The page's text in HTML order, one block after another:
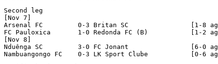
Second leg
[Nov 7]
Arsenal FC	   0-3 Britan SC	        [1-8 agg]
FC Pauloxica       1-0 Redonda FC (B)     	[1-2 agg]
[Nov 8]
Nduênga SC	   3-0 FC Jonant	        [6-0 agg]
Nambuangongo FC    0-3 LK Sport Clube	        [0-6 agg]